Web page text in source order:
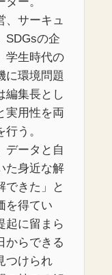
、サーキュ
SDGsの企
学生時代の
に環境問題
編集長とし
実用性を両
う。
データと自
た身近な解
できた」と
を得てい
起に留まら
からできる
つけられ